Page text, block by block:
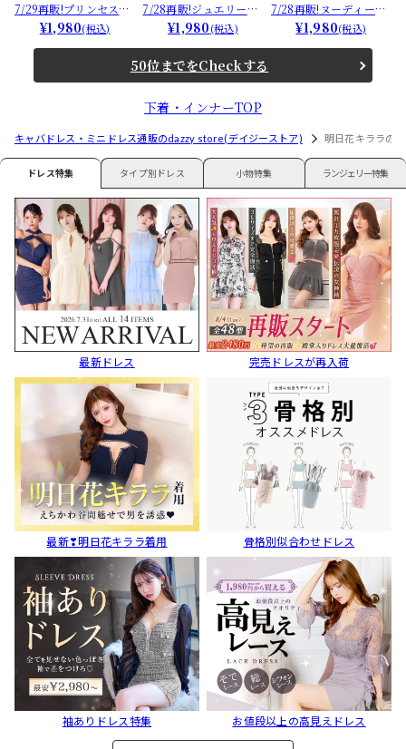
7/29再販!プリンセスリ
ボンガーリー育乳ブラ
¥1,980(税込)
7/28再販!ジュエリーサ
テンレース育乳脇高ブ
ルバックショーツ[推し]
[人気]
¥1,980(税込)
7/28再販!ヌーディーレ
ース育乳ブラジャー&サ
バックショーツ[推し]
¥1,980(税込)
50位までをCheckする
下着・インナーTOP
キャバドレス・ミニドレス通販のdazzy store(デイジーストア) 明日花キララの
ドレス特集 タイプ別ドレス 小物特集 ランジェリー特集
最新ドレス 完売ドレスが再入荷
最新❣明日花キララ着用 骨格別似合わせドレス
袖ありドレス特集 お値段以上の高見えドレス